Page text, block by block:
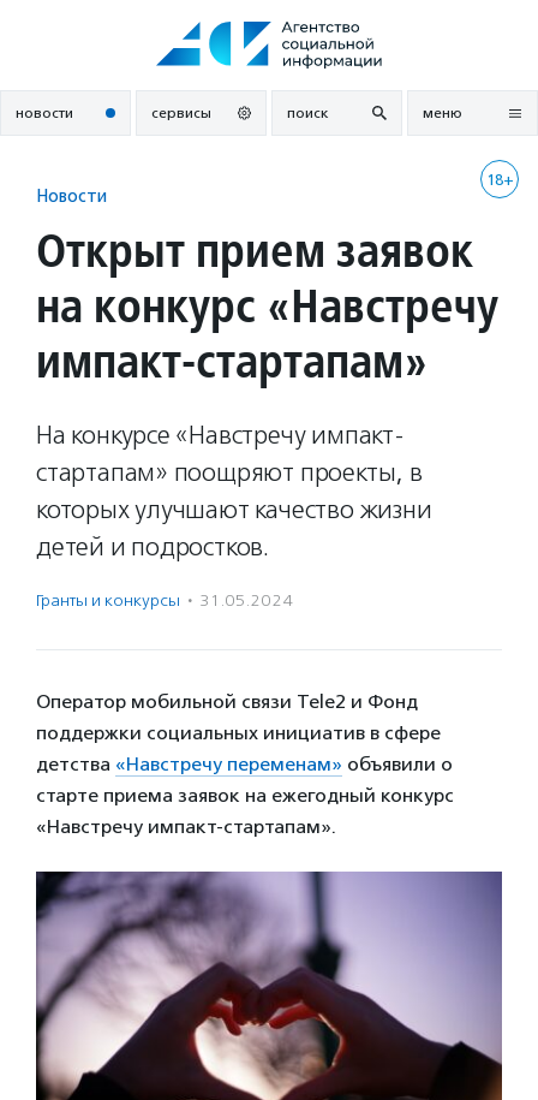
новости сервисы поиск меню
18+
Новости
Открыт прием заявок
на конкурс «Навстречу
импакт-стартапам»
На конкурсе «Навстречу импакт-
стартапам» поощряют проекты, в
которых улучшают качество жизни
детей и подростков.
Гранты и конкурсы · 31.05.2024
Оператор мобильной связи Tele2 и Фонд
поддержки социальных инициатив в сфере
детства «Навстречу переменам» объявили о
старте приема заявок на ежегодный конкурс
«Навстречу импакт-стартапам».